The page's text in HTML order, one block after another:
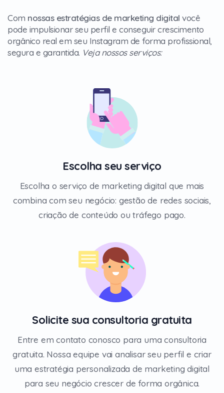
Com nossas estratégias de marketing digital você
pode impulsionar seu perfil e conseguir crescimento
orgânico real em seu Instagram de forma profissional,
segura e garantida. Veja nossos serviços:
Escolha seu serviço
Escolha o serviço de marketing digital que mais
combina com seu negócio: gestão de redes sociais,
criação de conteúdo ou tráfego pago.
Solicite sua consultoria gratuita
Entre em contato conosco para uma consultoria
gratuita. Nossa equipe vai analisar seu perfil e criar
uma estratégia personalizada de marketing digital
para seu negócio crescer de forma orgânica.